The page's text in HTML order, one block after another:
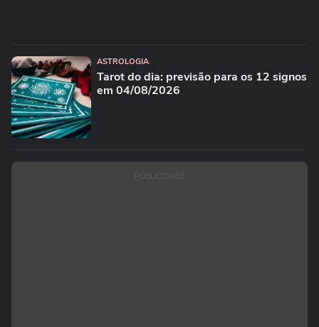
ASTROLOGIA
Tarot do dia: previsão para os 12 signos
em 04/08/2026
PUBLICIDADE